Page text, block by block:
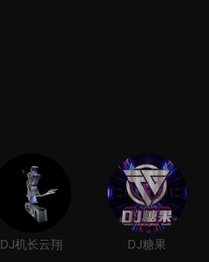
DJ机长云翔 DJ糖果